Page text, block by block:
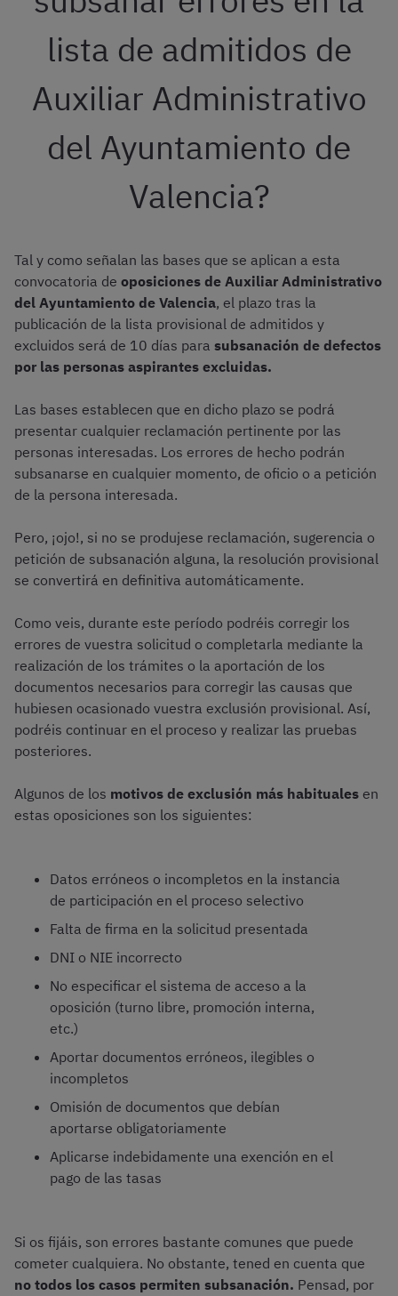
lista de admitidos de
Auxiliar Administrativo
del Ayuntamiento de
Valencia?
Tal y como señalan las bases que se aplican a esta
convocatoria de oposiciones de Auxiliar Administrativo
del Ayuntamiento de Valencia, el plazo tras la
publicación de la lista provisional de admitidos y
excluidos será de 10 días para subsanación de defectos
por las personas aspirantes excluidas.
Las bases establecen que en dicho plazo se podrá
presentar cualquier reclamación pertinente por las
personas interesadas. Los errores de hecho podrán
subsanarse en cualquier momento, de oficio o a petición
de la persona interesada.
Pero, ¡ojo!, si no se produjese reclamación, sugerencia o
petición de subsanación alguna, la resolución provisional
se convertirá en definitiva automáticamente.
Como veis, durante este período podréis corregir los
errores de vuestra solicitud o completarla mediante la
realización de los trámites o la aportación de los
documentos necesarios para corregir las causas que
hubiesen ocasionado vuestra exclusión provisional. Así,
podréis continuar en el proceso y realizar las pruebas
posteriores.
Algunos de los motivos de exclusión más habituales en
estas oposiciones son los siguientes:
Datos erróneos o incompletos en la instancia
de participación en el proceso selectivo
Falta de firma en la solicitud presentada
DNI o NIE incorrecto
No especificar el sistema de acceso a la
oposición (turno libre, promoción interna,
etc.)
Aportar documentos erróneos, ilegibles o
incompletos
Omisión de documentos que debían
aportarse obligatoriamente
Aplicarse indebidamente una exención en el
pago de las tasas
Si os fijáis, son errores bastante comunes que puede
cometer cualquiera. No obstante, tened en cuenta que
no todos los casos permiten subsanación. Pensad, por